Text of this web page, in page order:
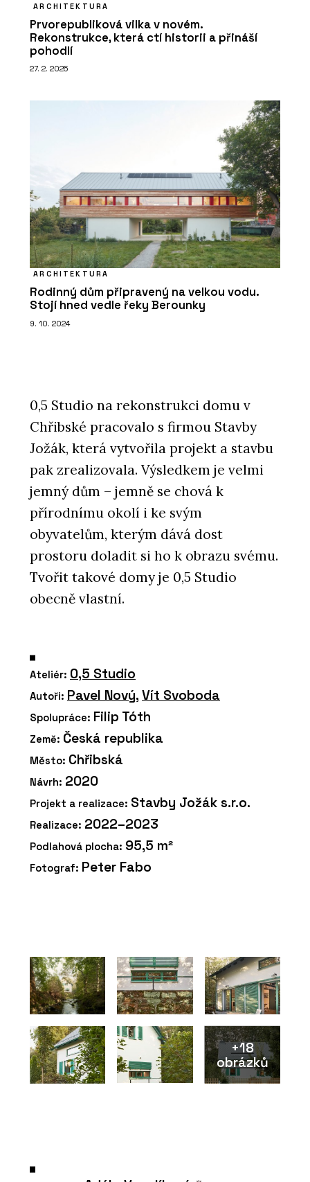
ARCHITEKTURA
Prvorepubliková vilka v novém.
Rekonstrukce, která ctí historii a přináší
pohodlí
27. 2. 2025
ARCHITEKTURA
Rodinný dům připravený na velkou vodu.
Stojí hned vedle řeky Berounky
9. 10. 2024
0,5 Studio na rekonstrukci domu v
Chřibské pracovalo s firmou Stavby
Jožák, která vytvořila projekt a stavbu
pak zrealizovala. Výsledkem je velmi
jemný dům – jemně se chová k
přírodnímu okolí i ke svým
obyvatelům, kterým dává dost
prostoru doladit si ho k obrazu svému.
Tvořit takové domy je 0,5 Studio
obecně vlastní.
Ateliér: 0,5 Studio
Autoři: Pavel Nový, Vít Svoboda
Spolupráce: Filip Tóth
Země: Česká republika
Město: Chřibská
Návrh: 2020
Projekt a realizace: Stavby Jožák s.r.o.
Realizace: 2022–2023
Podlahová plocha: 95,5 m²
Fotograf: Peter Fabo
+18
obrázků